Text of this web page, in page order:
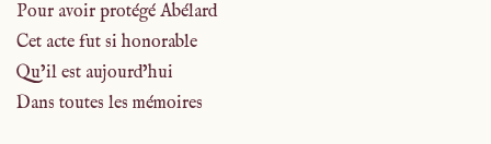
Pour avoir protégé Abélard
Cet acte fut si honorable
Qu’il est aujourd’hui
Dans toutes les mémoires